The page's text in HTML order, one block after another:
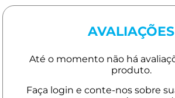
AVALIAÇÕES